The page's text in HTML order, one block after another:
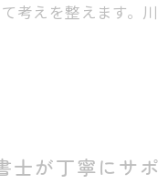
考えを整えます。
士が丁寧にサ